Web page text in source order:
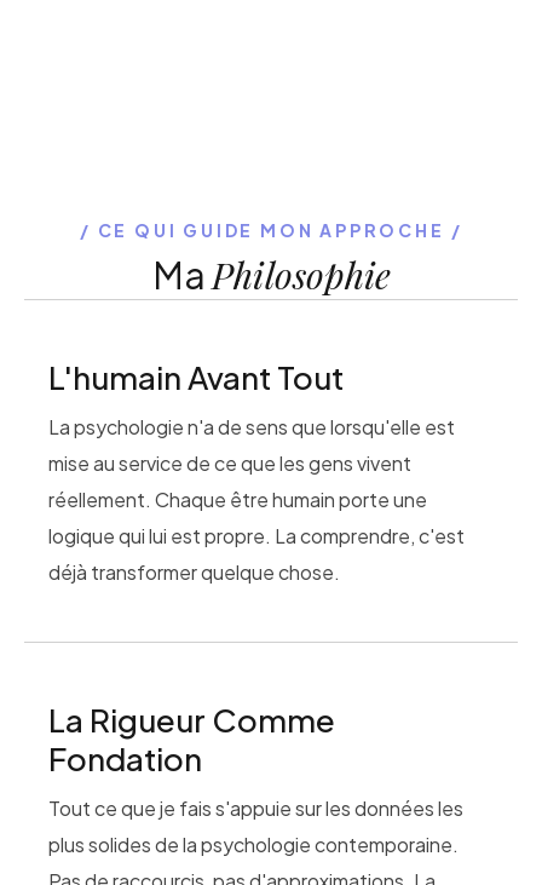
CE QUI GUIDE MON APPROCHE
Ma Philosophie
L'humain Avant Tout
La psychologie n'a de sens que lorsqu'elle est
mise au service de ce que les gens vivent
réellement. Chaque être humain porte une
logique qui lui est propre. La comprendre, c'est
déjà transformer quelque chose.
La Rigueur Comme
Fondation
Tout ce que je fais s'appuie sur les données les
plus solides de la psychologie contemporaine.